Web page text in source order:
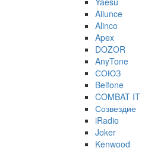
Ailunce
Alinco
Apex
DOZOR
AnyTone
СОЮЗ
Belfone
COMBAT IT
Созвездие
iRadio
Joker
Kenwood